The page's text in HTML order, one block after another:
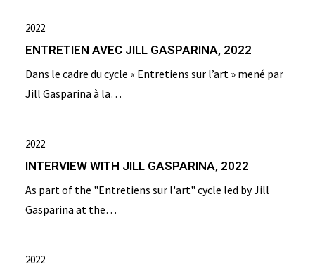
2022
ENTRETIEN AVEC JILL GASPARINA, 2022
Dans le cadre du cycle « Entretiens sur l’art » mené par
Jill Gasparina à la…
2022
INTERVIEW WITH JILL GASPARINA, 2022
As part of the "Entretiens sur l'art" cycle led by Jill
Gasparina at the…
2022